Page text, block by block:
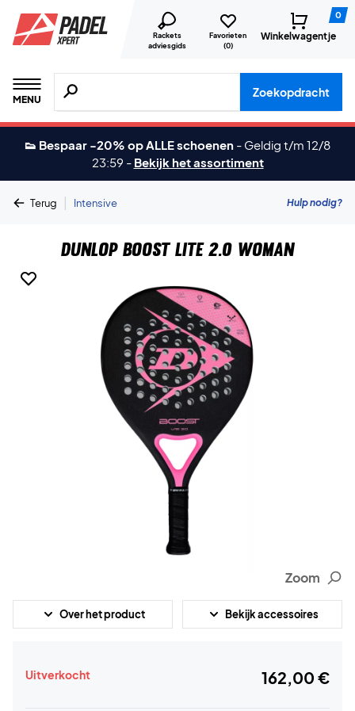
Rackets
adviesgids
Favorieten
(0)
0
Winkelwagentje
MENU
Zoeken naar producten, merken etc.
Zoekopdracht
👟 Bespaar -20% op ALLE schoenen - Geldig t/m 12/8
23:59 - Bekijk het assortiment
Terug | Intensive Hulp nodig?
Dunlop Boost Lite 2.0 Woman
Zoom
Over het product Bekijk accessoires
Uitverkocht 162,00 €